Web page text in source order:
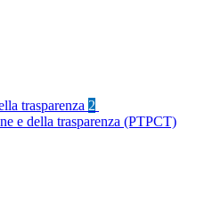
trasparenza 2
e della trasparenza (PTPCT)